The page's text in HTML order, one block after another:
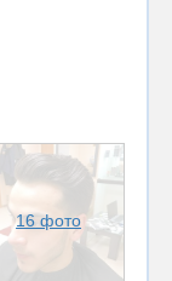
16 фото